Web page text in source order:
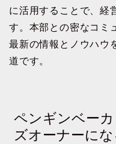
に活用することで、経
す。本部との密なコミ
最新の情報とノウハウ
道です。
ペンギンベー
ズオーナーに